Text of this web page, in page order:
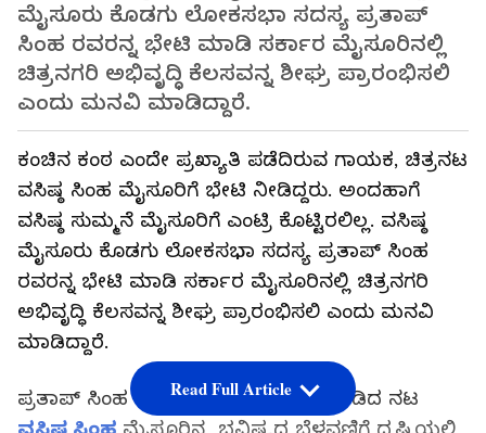
ಮೈಸೂರು ಕೊಡಗು ಲೋಕಸಭಾ ಸದಸ್ಯ ಪ್ರತಾಪ್
ಸಿಂಹ ರವರನ್ನ ಭೇಟಿ ಮಾಡಿ ಸರ್ಕಾರ ಮೈಸೂರಿನಲ್ಲಿ
ಚಿತ್ರನಗರಿ ಅಭಿವೃದ್ಧಿ ಕೆಲಸವನ್ನ ಶೀಘ್ರ ಪ್ರಾರಂಭಿಸಲಿ
ಎಂದು ಮನವಿ ಮಾಡಿದ್ದಾರೆ.
ಕಂಚಿನ ಕಂಠ ಎಂದೇ ಪ್ರಖ್ಯಾತಿ ಪಡೆದಿರುವ ಗಾಯಕ, ಚಿತ್ರನಟ
ವಸಿಷ್ಠ ಸಿಂಹ ಮೈಸೂರಿಗೆ ಭೇಟಿ ನೀಡಿದ್ದರು. ಅಂದಹಾಗೆ
ವಸಿಷ್ಠ ಸುಮ್ಮನೆ ಮೈಸೂರಿಗೆ ಎಂಟ್ರಿ ಕೊಟ್ಟಿರಲಿಲ್ಲ. ವಸಿಷ್ಠ
ಮೈಸೂರು ಕೊಡಗು ಲೋಕಸಭಾ ಸದಸ್ಯ ಪ್ರತಾಪ್ ಸಿಂಹ
ರವರನ್ನ ಭೇಟಿ ಮಾಡಿ ಸರ್ಕಾರ ಮೈಸೂರಿನಲ್ಲಿ ಚಿತ್ರನಗರಿ
ಅಭಿವೃದ್ಧಿ ಕೆಲಸವನ್ನ ಶೀಘ್ರ ಪ್ರಾರಂಭಿಸಲಿ ಎಂದು ಮನವಿ
ಮಾಡಿದ್ದಾರೆ.
ಪ್ರತಾಪ್ ಸಿಂಹ ಭೇಟಿಯಾದ ಬಳಿಕ ಮಾತನಾಡಿದ ನಟ
Read Full Article